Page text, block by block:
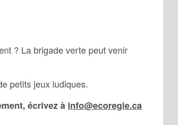
? La brigade verte peut venir
petits jeux ludiques.
écrivez à info@ecoregie.ca